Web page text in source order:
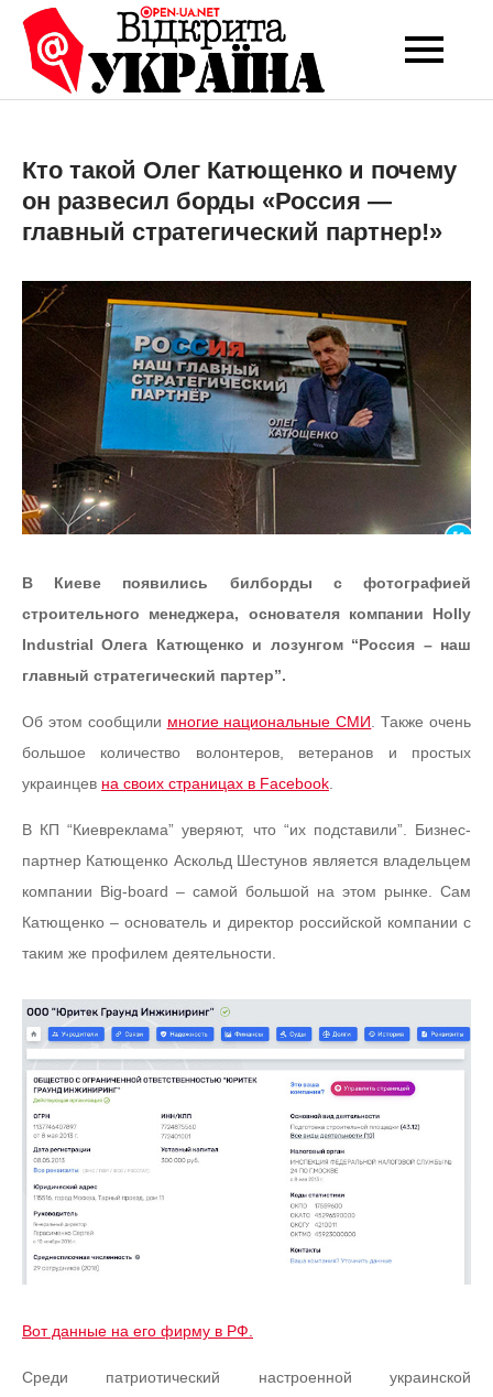
Перейти
вмісту
Open-UA
NET
Це ваше надійне
експертних думок
Кто такой Олег Катющенко и почему
он развесил борды «Россия —
главный стратегический партнер!»
В Киеве появились билборды с фотографией
строительного менеджера, основателя компании Holly
Industrial Олега Катющенко и лозунгом “Россия – наш
главный стратегический партер”.
Об этом сообщили многие национальные СМИ . Также очень
большое количество волонтеров, ветеранов и простых
украинцев на своих страницах в Facebook
В КП “Киевреклама” уверяют, что “их подставили”. Бизнес-
партнер Катющенко Аскольд Шестунов является владельцем
компании Big-board – самой большой на этом рынке. Сам
Катющенко – основатель и директор российской компании с
таким же профилем деятельности.
Вот данные на его фирму в РФ.
Среди патриотический настроенной украинской